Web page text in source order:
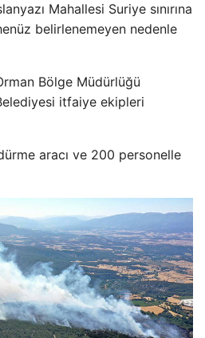
ı Mahallesi Suriye sınırına
üz belirlenemeyen nedenle
Bölge Müdürlüğü
itfaiye ekipleri
aracı ve 200 personelle